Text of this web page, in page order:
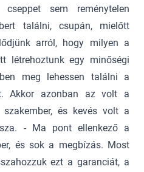
sem reménytelen
találni, csupán, mielőtt
arról, hogy milyen a
létrehoztunk egy minőségi
meg lehessen találni a
Akkor azonban az volt a
és kevés volt a
- Ma pont ellenkező a
és sok a megbízás. Most
ezt a garanciát, a